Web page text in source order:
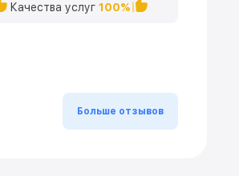
Качества услуг 100%
Больше отзывов